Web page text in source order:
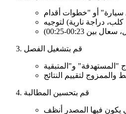
قم بتشغيل الفصل
قم بتحسين المطالبة